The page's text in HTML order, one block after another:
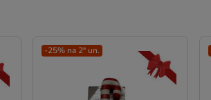
-25% na 2ª un.